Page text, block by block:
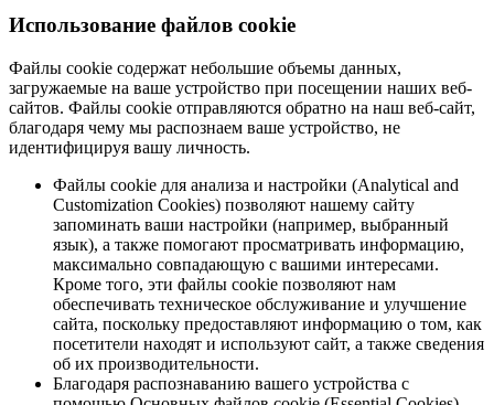
Использование файлов cookie
Файлы cookie содержат небольшие объемы данных,
загружаемые на ваше устройство при посещении наших веб-
сайтов. Файлы cookie отправляются обратно на наш веб-сайт,
благодаря чему мы распознаем ваше устройство, не
идентифицируя вашу личность.
Файлы cookie для анализа и настройки (Analytical and
Customization Cookies) позволяют нашему сайту
запоминать ваши настройки (например, выбранный
язык), а также помогают просматривать информацию,
максимально совпадающую с вашими интересами.
Кроме того, эти файлы cookie позволяют нам
обеспечивать техническое обслуживание и улучшение
сайта, поскольку предоставляют информацию о том, как
посетители находят и используют сайт, а также сведения
об их производительности.
Благодаря распознаванию вашего устройства с